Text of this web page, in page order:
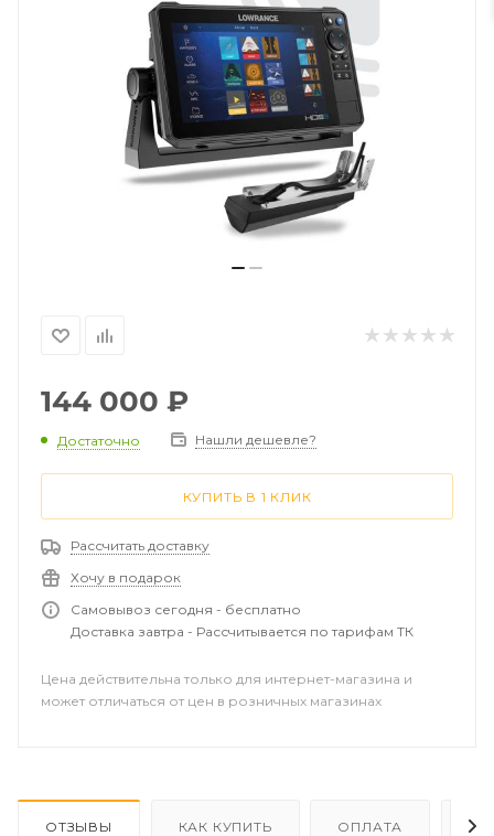
144 000 ₽
Достаточно Нашли дешевле?
КУПИТЬ В 1 КЛИК
Рассчитать доставку
Хочу в подарок
Самовывоз сегодня - бесплатно
Доставка завтра - Рассчитывается по тарифам ТК
Цена действительна только для интернет-магазина и
может отличаться от цен в розничных магазинах
ОТЗЫВЫ КАК КУПИТЬ ОПЛАТА